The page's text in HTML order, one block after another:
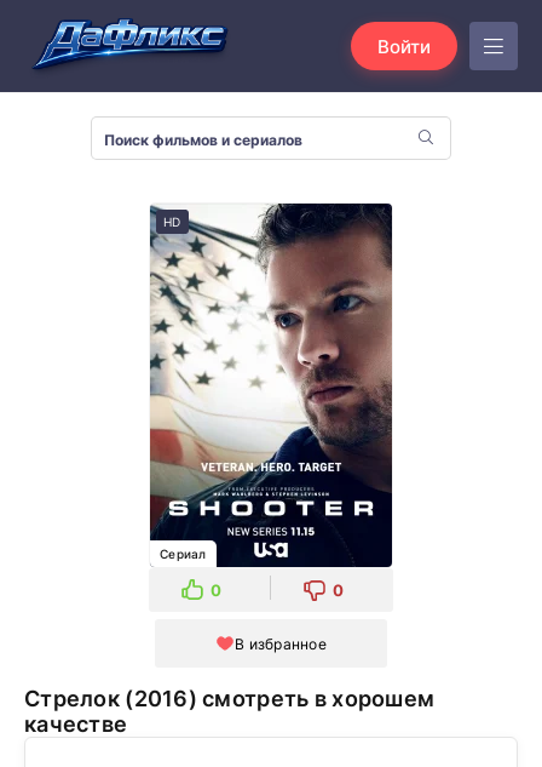
Войти
HD
Сериал
0 0
В избранное
Стрелок (2016) смотреть в хорошем
качестве